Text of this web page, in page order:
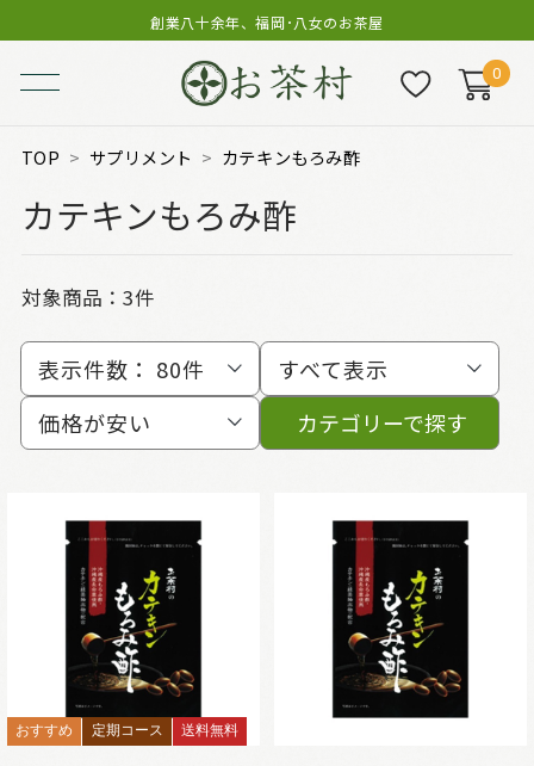
創業八十余年、福岡･八女のお茶屋
0
TOP サプリメント カテキンもろみ酢
カテキンもろみ酢
対象商品： 3件
表示件数： 80件
すべて表示
価格が安い
カテゴリーで探す
おすすめ 定期コース 送料無料